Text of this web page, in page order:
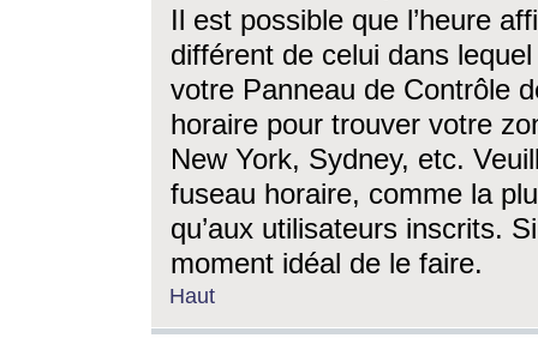
Il est possible que l’heure
différent de celui dans
votre Panneau de Contrôle
horaire pour trouver votre
New York, Sydney, etc.
fuseau horaire, comme la
qu’aux utilisateurs inscrits.
moment idéal de le faire.
Haut